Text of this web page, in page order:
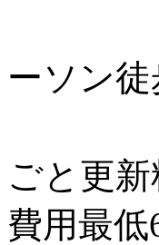
ーソン
ごと更
費用最